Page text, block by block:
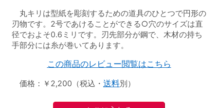
丸キリは型紙を彫刻するための道具のひとつで円形の
刃物です。2号であけることができる○穴のサイズは直
径でおよそ0.6ミリです。刃先部分が鋼で、木材の持ち
手部分には糸が巻いてあります。
この商品のレビュー閲覧はこちら
価格：￥2,200（税込・ 送料別）